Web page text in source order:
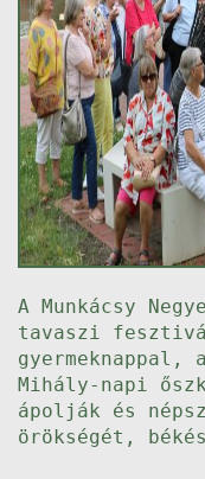
A Munkácsy
tavaszi
gyermeknappal,
Mihály-napi
ápolják és
örökségét,